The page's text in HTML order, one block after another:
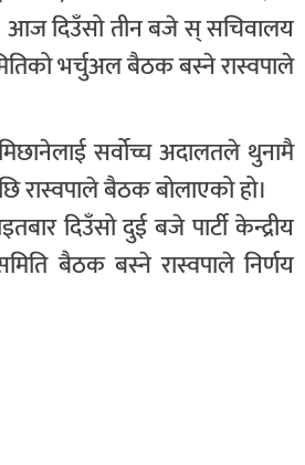
दिउँसो तीन बजे स् सचिवालय
भर्चुअल बैठक बस्ने रास्वपाले
सर्वोच्च अदालतले थुनामै
रास्वपाले बैठक बोलाएको हो।
दिउँसो दुई बजे पार्टी केन्द्रीय
बैठक बस्ने रास्वपाले निर्णय